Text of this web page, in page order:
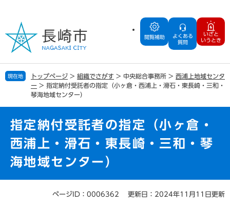
の
で
す
ー
ば
し
閲覧補助
よくある
質問
いざと
いうとき
現在地 トップページ > 組織でさがす > 中央総合事務所 > 西浦上地域センタ
ー > 指定納付受託者の指定（小ヶ倉・西浦上・滑石・東長崎・三和・
琴海地域センター）
指定納付受託者の指定（小ヶ倉・
西浦上・滑石・東長崎・三和・琴
海地域センター）
ページID：0006362 更新日：2024年11月11日更新